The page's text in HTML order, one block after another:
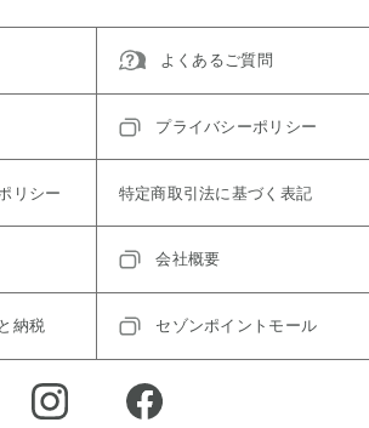
よくあるご質問
プライバシーポリシー
リシー 特定商取引法に基づく表記
会社概要
納税 セゾンポイントモール